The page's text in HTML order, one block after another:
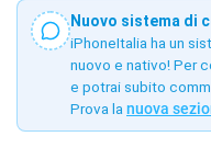
Nuovo sistema di
iPhoneItalia ha un
nuovo e nativo! Per
e potrai subito
Prova la nuova